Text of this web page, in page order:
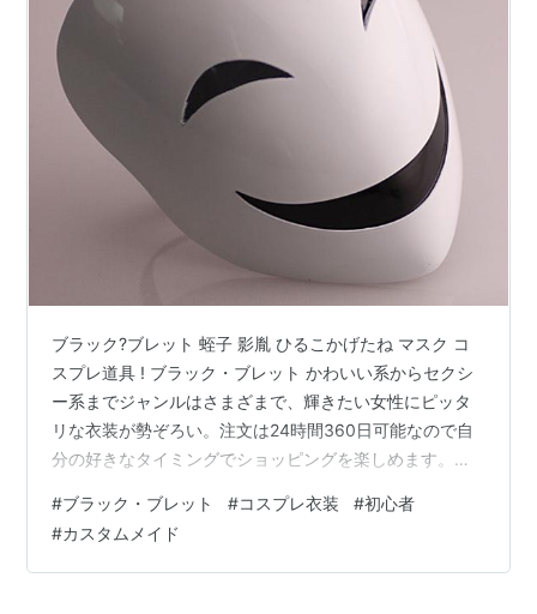
もりのほん,神崎紫電,鵜飼沙樹
アスキー・メディア
ワークス
発売日:2013/05/27
メディア:
この商品を含むブログ (4件) を見る
ブラック・ブレット (2) (電撃コミ
ックスNEXT)
作者:もりのほん,神崎紫電,鵜飼沙樹
出版社/メーカー:アスキー・メディア
ワークス
発売日:2013/07/11
メディア:コミック
この商品を含むブログを見る
ブラック・ブレット (3) (電撃コミ
ブラック?ブレット 蛭子 影胤 ひるこかげたね マスク コ
スプレ道具 ! ブラック・ブレット かわいい系からセクシ
ー系までジャンルはさまざまで、輝きたい女性にピッタ
リな衣装が勢ぞろい。注文は24時間360日可能なので自
分の好きなタイミングでショッピングを楽しめます。人
ベントに合わせた衣装を販売している「cute-
cosplay.com」。 商品説明: セット内容： ブラック?ブレ
ット 蛭子 影胤 ひるこかげたね マスク コスプレ道具 サイ
#ブラック・ブレット #コスプレ衣装 #初心者
#カスタムメイド